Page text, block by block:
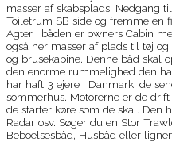
masser af skabsplads. Nedgang
Toiletrum SB side og fremme en
Agter i båden er owners Cabin
også her masser af plads til tøj
og brusekabine. Denne båd skal
den enorme rummelighed den
har haft 3 ejere i Danmark, de
sommerhus. Motorerne er de
de starter køre som de skal. Den
Radar osv. Søger du en Stor
Beboelsesbåd, Husbåd eller